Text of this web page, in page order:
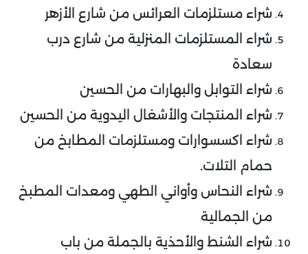
شراء مستلزمات العرائس من شارع الأزهر
شراء المستلزمات المنزلية من شارع درب
سعادة
شراء التوابل والبهارات من الحسين
شراء المنتجات والأشغال اليدوية من الحسين
شراء اكسسوارات ومستلزمات المطابخ من
حمام التلات.
شراء النحاس وأواني الطهي ومعدات المطبخ
من الجمالية
شراء الشنط والأحذية بالجملة من باب